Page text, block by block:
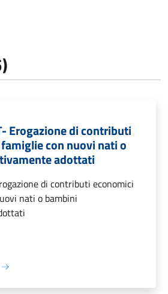
Erogazione di contributi
con nuovi nati o
adottati
di contributi economici
nati o bambini